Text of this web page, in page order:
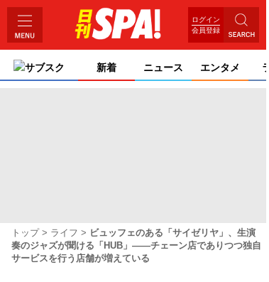
ログイン
会員登録
サブスク 新着 ニュース エンタメ
トップ ライフ
ビュッフェのある「サイゼリヤ」、生演
奏のジャズが聞ける「HUB」――チェーン店でありつつ独自
サービスを行う店舗が増えている